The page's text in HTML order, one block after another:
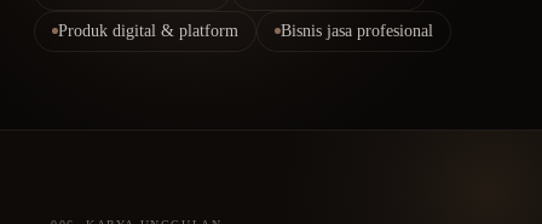
Produk digital & platform Bisnis jasa profesional